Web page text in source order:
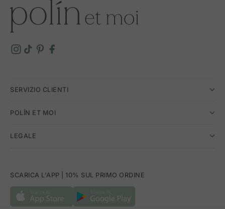
SERVIZIO CLIENTI
POLÍN ET MOI
LEGALE
SCARICA L'APP | 10% SUL PRIMO ORDINE